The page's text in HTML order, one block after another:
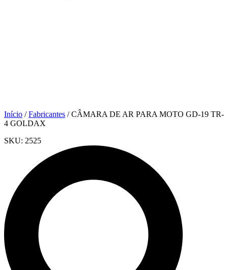
Início /Fabricantes / CÂMARA DE AR PARA MOTO GD-19 TR-
4 GOLDAX
SKU: 2525